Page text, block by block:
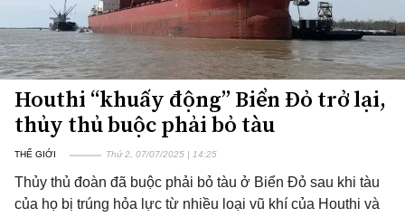
Houthi “khuấy động” Biển Đỏ trở lại,
thủy thủ buộc phải bỏ tàu
THẾ GIỚI Thứ 2, 07/07/2025 | 14:25
Thủy thủ đoàn đã buộc phải bỏ tàu ở Biển Đỏ sau khi tàu
của họ bị trúng hỏa lực từ nhiều loại vũ khí của Houthi và